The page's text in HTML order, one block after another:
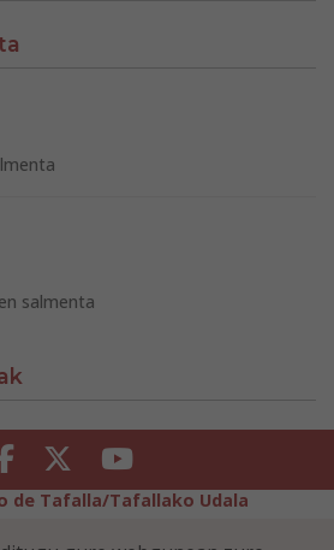
salmenta
Facebook Twitter Youtube
de Tafalla/Tafallako Udala